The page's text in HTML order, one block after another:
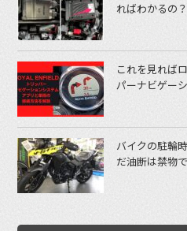
ればわかるの
これを見れば
パーナビゲー
バイクの駐輪
だ油断は禁物で